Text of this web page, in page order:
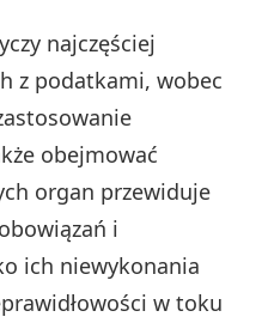
najczęściej
z podatkami, wobec
obejmować
organ przewiduje
i
ich niewykonania
w toku